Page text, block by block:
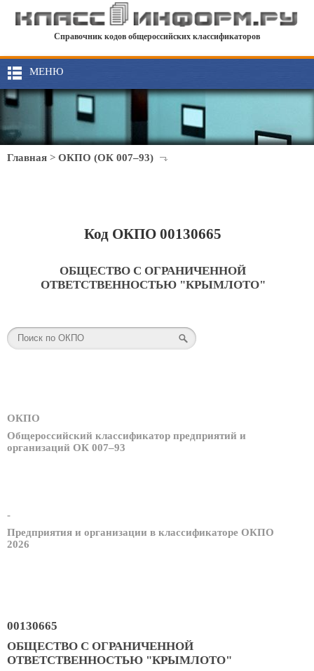
Справочник кодов общероссийских классификаторов
МЕНЮ
Главная > ОКПО (ОК 007–93)
Код ОКПО 00130665
ОБЩЕСТВО С ОГРАНИЧЕННОЙ
ОТВЕТСТВЕННОСТЬЮ "КРЫМЛОТО"
ОКПО
Общероссийский классификатор предприятий и
организаций ОК 007–93
-
Предприятия и организации в классификаторе ОКПО
2026
00130665
ОБЩЕСТВО С ОГРАНИЧЕННОЙ
ОТВЕТСТВЕННОСТЬЮ "КРЫМЛОТО"